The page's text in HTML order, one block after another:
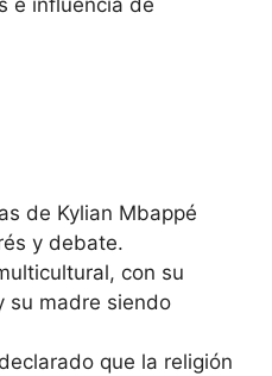
de Kylian Mbappé
y debate.
con su
su madre siendo
que la religión